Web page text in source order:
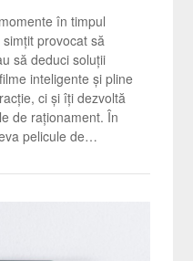
în timpul
provocat să
să deduci soluții
inteligente și pline
ci și îți dezvoltă
de raționament. În
pelicule de…